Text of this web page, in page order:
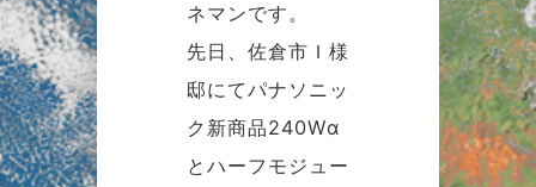
ネマンです。
先日、佐倉市Ｉ様
邸にてパナソニッ
ク新商品240Wα
とハーフモジュー